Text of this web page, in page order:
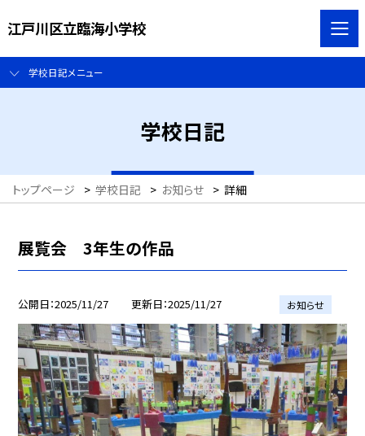
江戸川区立臨海小学校
学校日記メニュー
学校日記
トップページ > 学校日記 > お知らせ > 詳細
展覧会 3年生の作品
公開日 2025/11/27 更新日 2025/11/27 お知らせ